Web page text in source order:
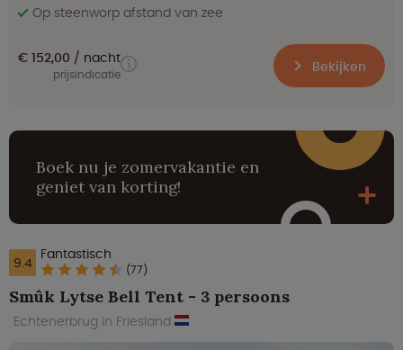
Op steenworp afstand van zee
€ 152,00 nacht
prijsindicatie Bekijken
Boek nu je zomervakantie en
geniet van korting!
9.4 Fantastisch
(77)
Smûk Lytse Bell Tent - 3 persoons
Echtenerbrug in Friesland